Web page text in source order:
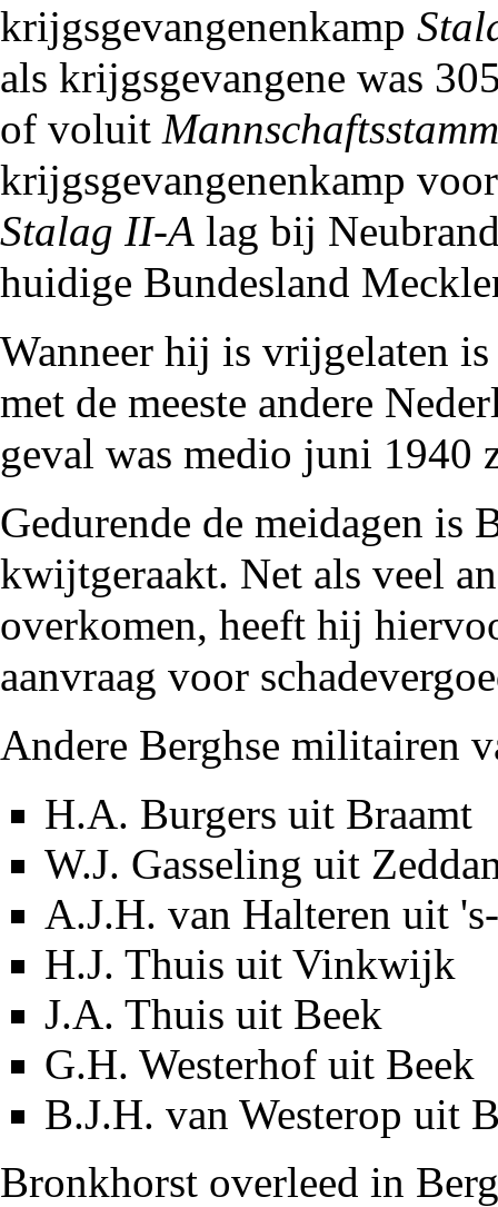
krijgsgevangenenkamp
als krijgsgevangene was
of voluit
krijgsgevangenenkamp
Stalag II-A lag bij
huidige Bundesland
Wanneer hij is vrijgelaten
met de meeste andere
geval was medio juni 1940
Gedurende de meidagen
kwijtgeraakt. Net als veel
overkomen, heeft hij
aanvraag voor
Andere Berghse militairen
H.A. Burgers uit Braamt
W.J. Gasseling uit
A.J.H. van Halteren uit
H.J. Thuis uit Vinkwijk
J.A. Thuis uit Beek
G.H. Westerhof uit Beek
B.J.H. van Westerop uit
Bronkhorst overleed in